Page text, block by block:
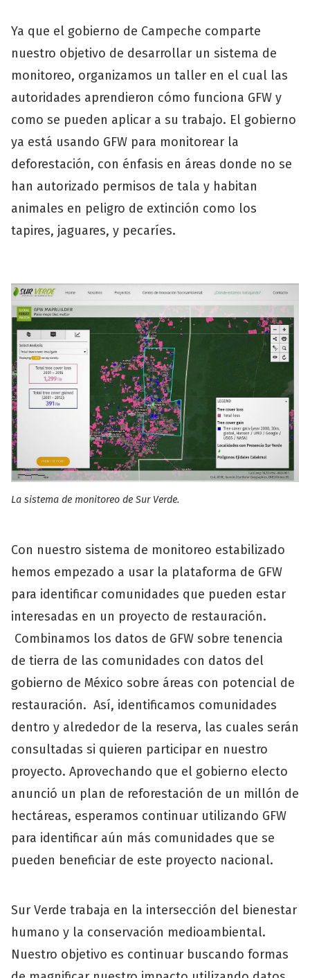
Ya que el gobierno de Campeche comparte
nuestro objetivo de desarrollar un sistema de
monitoreo, organizamos un taller en el cual las
autoridades aprendieron cómo funciona GFW y
como se pueden aplicar a su trabajo. El gobierno
ya está usando GFW para monitorear la
deforestación, con énfasis en áreas donde no se
han autorizado permisos de tala y habitan
animales en peligro de extinción como los
tapires, jaguares, y pecaríes.
La sistema de monitoreo de Sur Verde.
Con nuestro sistema de monitoreo estabilizado
hemos empezado a usar la plataforma de GFW
para identificar comunidades que pueden estar
interesadas en un proyecto de restauración.
Combinamos los datos de GFW sobre tenencia
de tierra de las comunidades con datos del
gobierno de México sobre áreas con potencial de
restauración. Así, identificamos comunidades
dentro y alrededor de la reserva, las cuales serán
consultadas si quieren participar en nuestro
proyecto. Aprovechando que el gobierno electo
anunció un plan de reforestación de un millón de
hectáreas, esperamos continuar utilizando GFW
para identificar aún más comunidades que se
pueden beneficiar de este proyecto nacional.
Sur Verde trabaja en la intersección del bienestar
humano y la conservación medioambiental.
Nuestro objetivo es continuar buscando formas